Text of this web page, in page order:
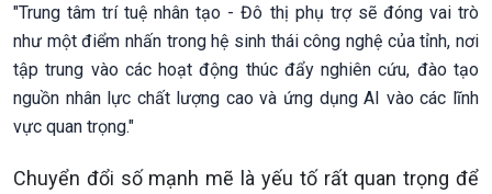
"Trung tâm trí tuệ nhân tạo - Đô thị phụ trợ sẽ đóng vai trò
như một điểm nhấn trong hệ sinh thái công nghệ của tỉnh, nơi
tập trung vào các hoạt động thúc đẩy nghiên cứu, đào tạo
nguồn nhân lực chất lượng cao và ứng dụng AI vào các lĩnh
vực quan trọng."
Chuyển đổi số mạnh mẽ là yếu tố rất quan trọng để